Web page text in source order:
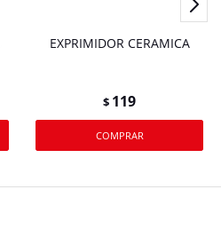
EXPRIMIDOR CERAMICA
$ 119